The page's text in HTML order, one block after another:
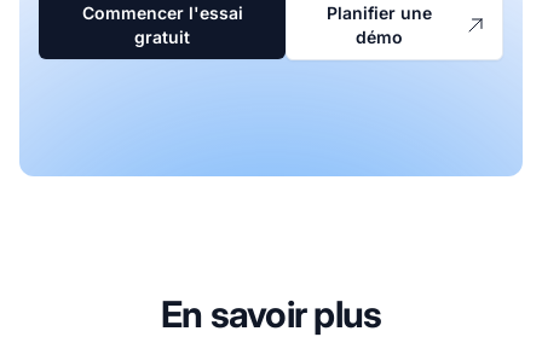
Commencer l'essai
gratuit
Planifier une
démo
En savoir plus